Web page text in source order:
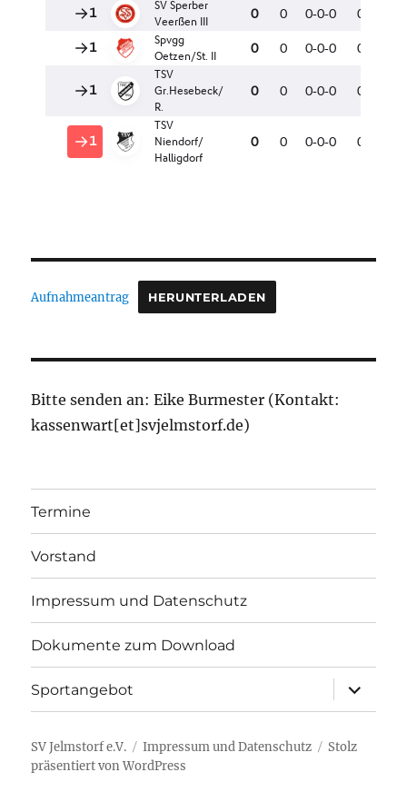
Aufnahmeantrag HERUNTERLADEN
Bitte senden an: Eike Burmester (Kontakt:
kassenwart[et]svjelmstorf.de)
Termine
Vorstand
Impressum und Datenschutz
Dokumente zum Download
Sportangebot
öffnen
SV Jelmstorf e.V. Impressum und Datenschutz
Stolz
präsentiert von WordPress